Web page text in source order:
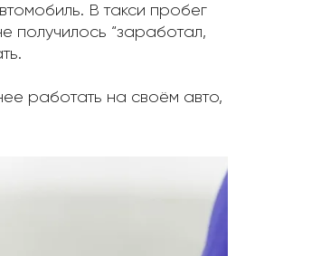
В такси пробег
получилось “заработал,
работать на своём авто,